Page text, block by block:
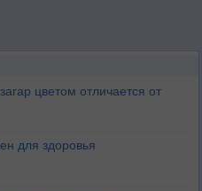
цветом отличается от
для здоровья